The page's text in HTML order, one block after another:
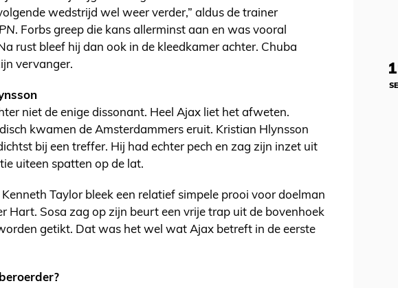
wedstrijd wel weer verder,” aldus de trainer
. Forbs greep die kans allerminst aan en was vooral
rust bleef hij dan ook in de kleedkamer achter. Chuba
vervanger.
niet de enige dissonant. Heel Ajax liet het afweten.
kwamen de Amsterdammers eruit. Kristian Hlynsson
bij een treffer. Hij had echter pech en zag zijn inzet uit
uiteen spatten op de lat.
Taylor bleek een relatief simpele prooi voor doelman
Hart. Sosa zag op zijn beurt een vrije trap uit de bovenhoek
getikt. Dat was het wel wat Ajax betreft in de eerste